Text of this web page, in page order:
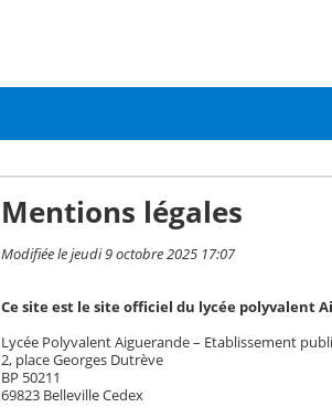
Mentions légales
Modifiée le jeudi 9 octobre 2025 17:07
Ce site est le site officiel du lycée polyvalent
Lycée Polyvalent Aiguerande – Etablissement
2, place Georges Dutrève
BP 50211
69823 Belleville Cedex